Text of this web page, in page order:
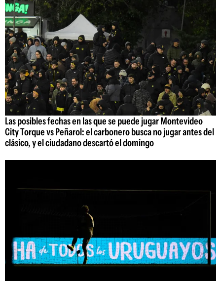
Las posibles fechas en las que se puede jugar Montevideo
City Torque vs Peñarol: el carbonero busca no jugar antes del
clásico, y el ciudadano descartó el domingo